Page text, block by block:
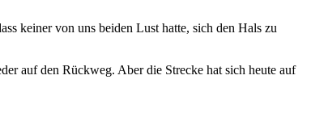
keiner von uns beiden Lust hatte, sich den Hals zu
auf den Rückweg. Aber die Strecke hat sich heute auf